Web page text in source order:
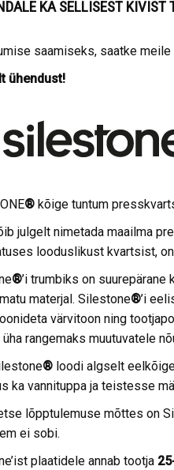
KA SELLISEST
saamiseks, saatke
ühendust!
® kõige tuntum
julgelt nimetada maailma
looduslikust kvartsist,
®’i trumbiks on
materjal. Silestone®’i
värvitoon ning
üha rangemaks muutuvatele
® loodi algselt
ka vannituppa ja teistesse
lõpptulemuse mõttes on
ei sobi.
plaatidele annab tootja